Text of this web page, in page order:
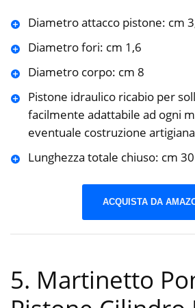
Diametro attacco pistone: cm
Diametro fori: cm 1,6
Diametro corpo: cm 8
Pistone idraulico ricabio per
facilmente adattabile ad ogni
eventuale costruzione
Lunghezza totale chiuso: cm 30
ACQUISTA DA
5. Martinetto